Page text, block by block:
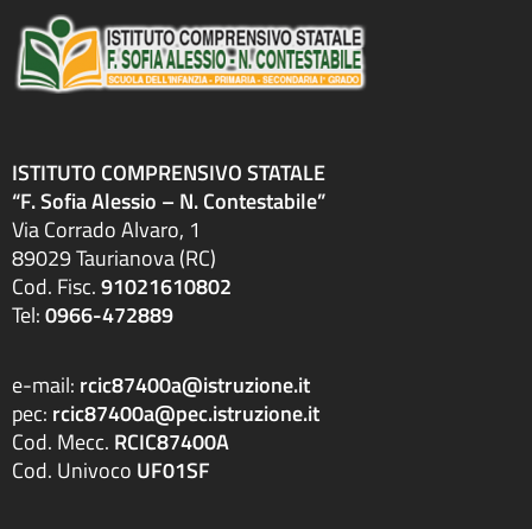
ISTITUTO COMPRENSIVO STATALE
“F. Sofia Alessio – N. Contestabile”
Via Corrado Alvaro, 1
89029 Taurianova (RC)
Cod. Fisc.91021610802
Tel:0966-472889
e-mail: rcic87400a@istruzione.it
pec: rcic87400a@pec.istruzione.it
Cod. Mecc. RCIC87400A
Cod. Univoco UF01SF